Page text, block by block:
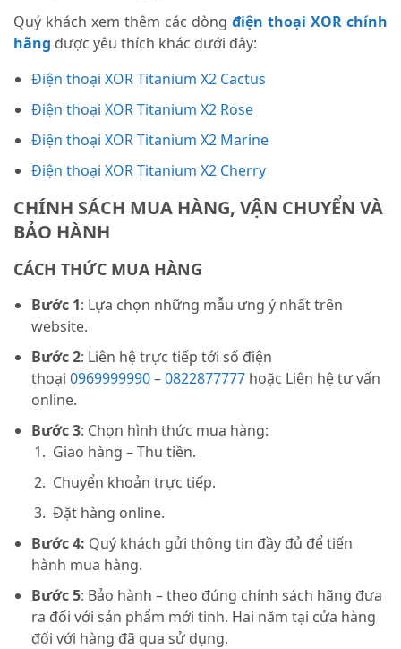
Quý khách xem thêm các dòng điện thoại XOR chính
hãng được yêu thích khác dưới đây:
Điện thoại XOR Titanium X2 Cactus
Điện thoại XOR Titanium X2 Rose
Điện thoại XOR Titanium X2 Marine
Điện thoại XOR Titanium X2 Cherry
CHÍNH SÁCH MUA HÀNG, VẬN CHUYỂN VÀ
BẢO HÀNH
CÁCH THỨC MUA HÀNG
Bước 1: Lựa chọn những mẫu ưng ý nhất trên
website.
Bước 2: Liên hệ trực tiếp tới số điện
thoại 0969999990–0822877777 hoặc Liên hệ tư vấn
online.
Bước 3: Chọn hình thức mua hàng:
Giao hàng – Thu tiền.
Chuyển khoản trực tiếp.
Đặt hàng online.
Bước 4: Quý khách gửi thông tin đầy đủ để tiến
hành mua hàng.
Bước 5: Bảo hành – theo đúng chính sách hãng đưa
ra đối với sản phẩm mới tinh. Hai năm tại cửa hàng
đối với hàng đã qua sử dụng.